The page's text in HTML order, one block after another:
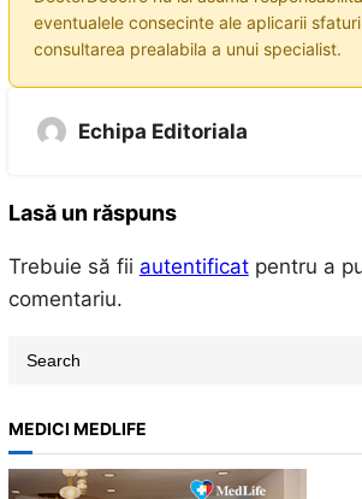
eventualele consecinte ale aplicarii
consultarea prealabila a unui specialist.
Echipa Editoriala
Lasă un răspuns
Trebuie să fii autentificatpentru a
comentariu.
r
c
MEDICI MEDLIFE